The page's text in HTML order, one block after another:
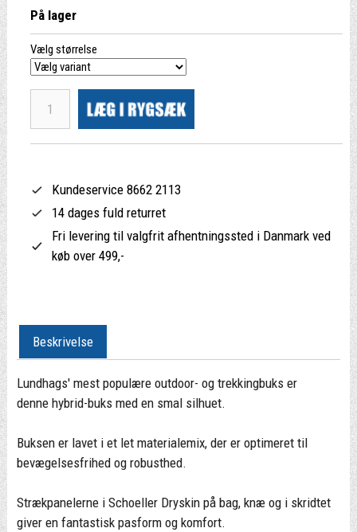
På lager
Vælg størrelse
Kundeservice 8662 2113
14 dages fuld returret
Fri levering til valgfrit afhentningssted i Danmark ved
køb over 499,-
Beskrivelse
Lundhags' mest populære outdoor- og trekkingbuks er
denne hybrid-buks med en smal silhuet.
Buksen er lavet i et let materialemix, der er optimeret til
bevægelsesfrihed og robusthed.
Strækpanelerne i Schoeller Dryskin på bag, knæ og i skridtet
giver en fantastisk pasform og komfort.